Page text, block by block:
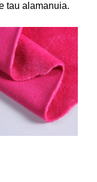
tau alamanuia.